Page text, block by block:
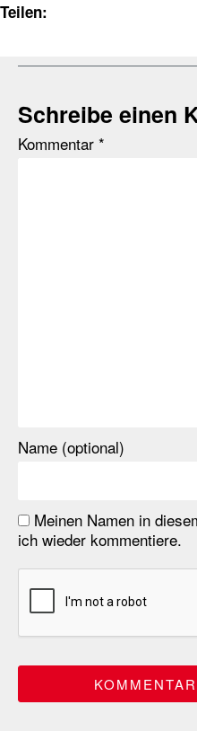
Teilen:
Schreibe einen
Kommentar *
Name (optional)
Meinen Namen in
ich wieder kommentiere.